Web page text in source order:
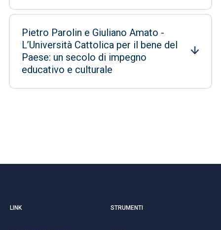
Pietro Parolin e Giuliano Amato -
L’Università Cattolica per il bene del
Paese: un secolo di impegno
educativo e culturale
LINK STRUMENTI